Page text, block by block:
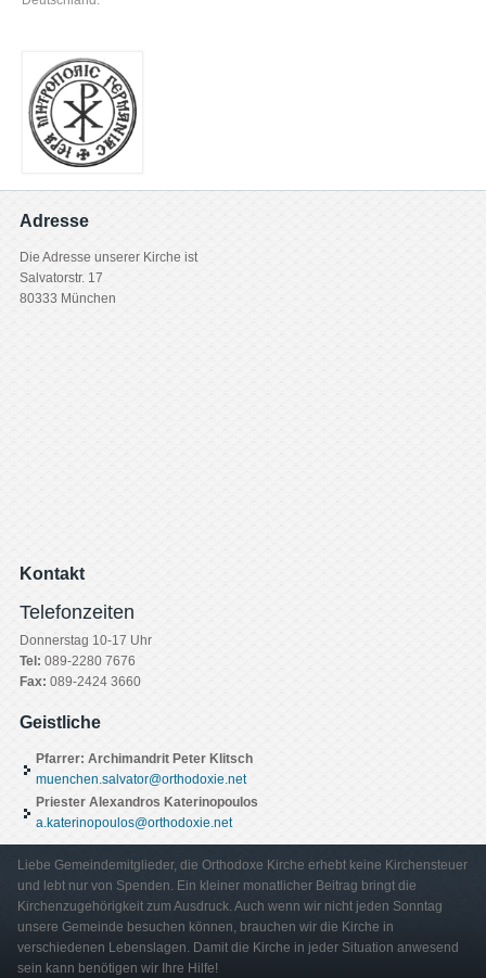
Adresse
Die Adresse unserer Kirche ist
Salvatorstr. 17
80333 München
Kontakt
Telefonzeiten
Donnerstag 10-17 Uhr
Tel: 089-2280 7676
Fax: 089-2424 3660
Geistliche
Pfarrer: Archimandrit Peter Klitsch
muenchen.salvator@orthodoxie.net
Priester Alexandros Katerinopoulos
a.katerinopoulos@orthodoxie.net
Liebe Gemeindemitglieder, die Orthodoxe Kirche erhebt keine Kirchensteuer
und lebt nur von Spenden. Ein kleiner monatlicher Beitrag bringt die
Kirchenzugehörigkeit zum Ausdruck. Auch wenn wir nicht jeden Sonntag
unsere Gemeinde besuchen können, brauchen wir die Kirche in
verschiedenen Lebenslagen. Damit die Kirche in jeder Situation anwesend
sein kann benötigen wir Ihre Hilfe!